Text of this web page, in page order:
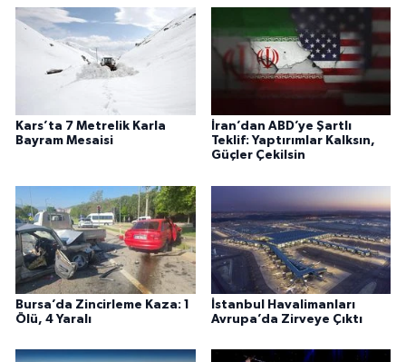
Kars’ta 7 Metrelik Karla
Bayram Mesaisi
İran’dan ABD’ye Şartlı
Teklif: Yaptırımlar Kalksın,
Güçler Çekilsin
Bursa’da Zincirleme Kaza: 1
Ölü, 4 Yaralı
İstanbul Havalimanları
Avrupa’da Zirveye Çıktı